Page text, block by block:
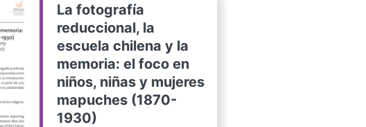
La fotografía
reduccional, la
escuela chilena y la
memoria: el foco en
niños, niñas y mujeres
mapuches (1870-
1930)